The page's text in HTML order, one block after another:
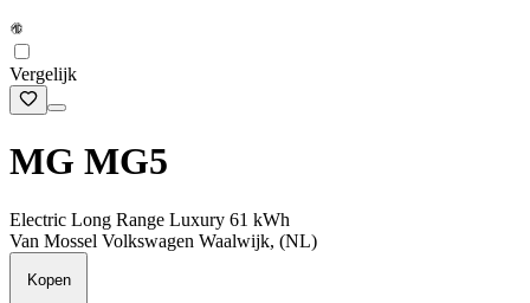
Vergelijk
MG MG5
Electric Long Range Luxury 61 kWh
Van Mossel Volkswagen Waalwijk, (NL)
Kopen